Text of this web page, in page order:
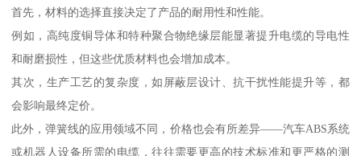
首先，材料的选择直接决定了产品的耐用性和性能。
例如，高纯度铜导体和特种聚合物绝缘层能显著提升电缆的导电性
和耐磨损性，但这些优质材料也会增加成本。
其次，生产工艺的复杂度，如屏蔽层设计、抗干扰性能提升等，都
会影响最终定价。
此外，弹簧线的应用领域不同，价格也会有所差异——汽车ABS系统
或机器人设备所需的电缆，往往需要更高的技术标准和更严格的测